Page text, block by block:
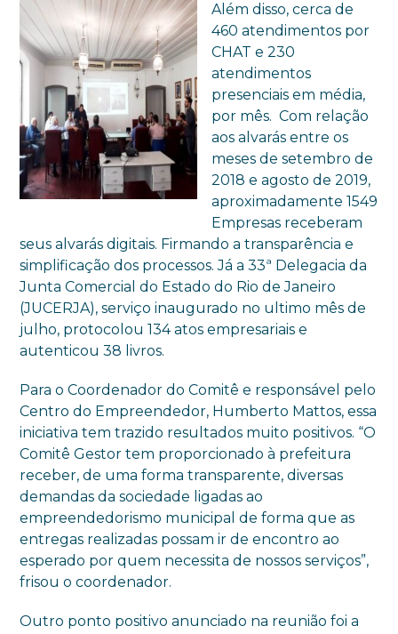
Além disso, cerca de
460 atendimentos por
CHAT e 230
atendimentos
presenciais em média,
por mês. Com relação
aos alvarás entre os
meses de setembro de
2018 e agosto de 2019,
aproximadamente 1549
Empresas receberam
seus alvarás digitais. Firmando a transparência e
simplificação dos processos. Já a 33ª Delegacia da
Junta Comercial do Estado do Rio de Janeiro
(JUCERJA), serviço inaugurado no ultimo mês de
julho, protocolou 134 atos empresariais e
autenticou 38 livros.
Para o Coordenador do Comitê e responsável pelo
Centro do Empreendedor, Humberto Mattos, essa
iniciativa tem trazido resultados muito positivos. “O
Comitê Gestor tem proporcionado à prefeitura
receber, de uma forma transparente, diversas
demandas da sociedade ligadas ao
empreendedorismo municipal de forma que as
entregas realizadas possam ir de encontro ao
esperado por quem necessita de nossos serviços”,
frisou o coordenador.
Outro ponto positivo anunciado na reunião foi a